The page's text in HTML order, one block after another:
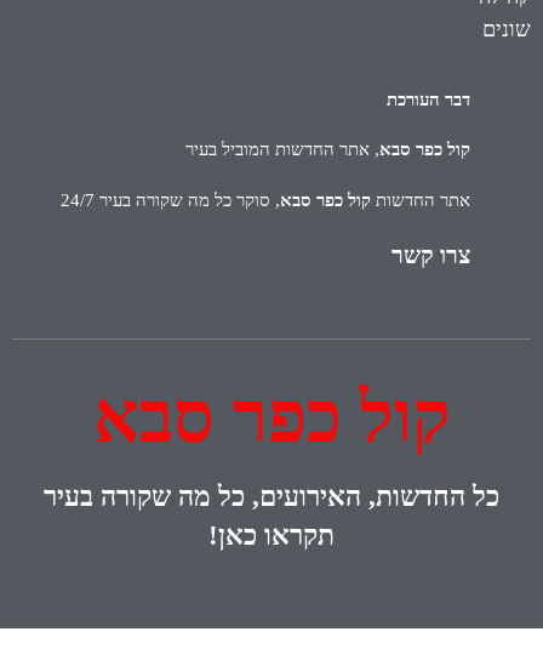
שונים
דבר העורכת
קול כפר סבא, אתר החדשות המוביל בעיר
אתר החדשות קול כפר סבא, סוקר כל מה שקורה בעיר 24/7
צרו קשר
קול כפר סבא
כל החדשות, האירועים, כל מה שקורה בעיר
תקראו כאן!